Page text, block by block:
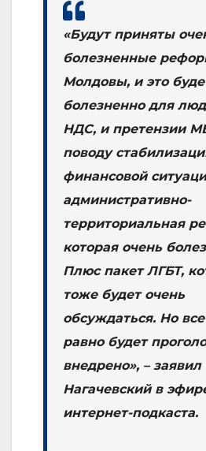
«Будут приняты
болезненные
Молдовы, и это
болезненно для
НДС, и претензии
поводу
финансовой
административно-
территориальная
которая очень
Плюс пакет ЛГБТ,
тоже будет очень
обсуждаться. Но все
равно будет
внедрено», – заявил
Нагачевский в
интернет-подкаста.